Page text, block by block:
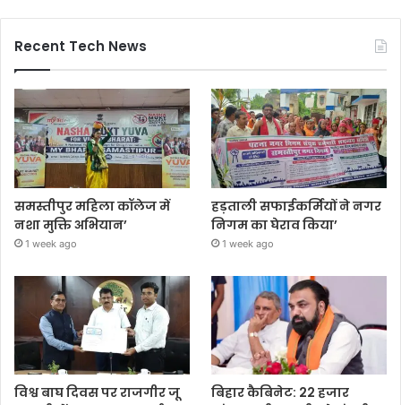
Recent Tech News
समस्तीपुर महिला कॉलेज में
नशा मुक्ति अभियान’
1 week ago
हड़ताली सफाईकर्मियों ने नगर
निगम का घेराव किया’
1 week ago
विश्व बाघ दिवस पर राजगीर जू
बिहार कैबिनेट: 22 हजार